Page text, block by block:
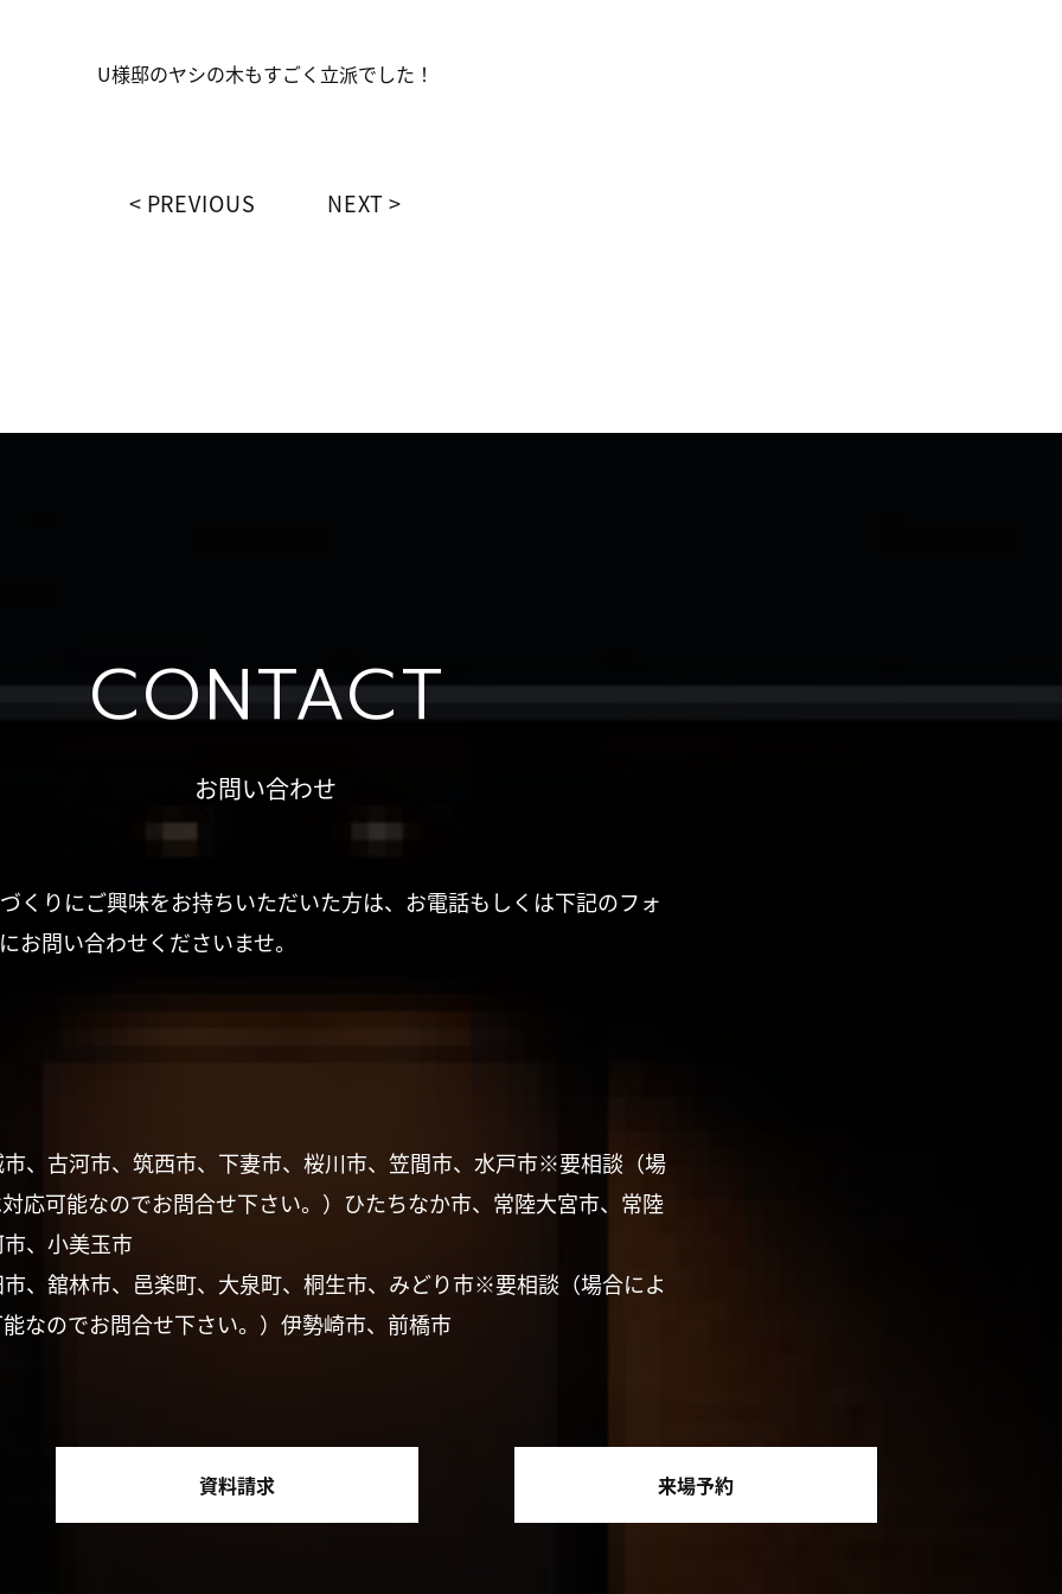
U様邸のヤシの木もすごく立派でした！
PREVIOUS NEXT
CONTACT
お問い合わせ
くりにご興味をお持ちいただいた方は、お電話もしくは下記のフォ
お問い合わせくださいませ。
、古河市、筑西市、下妻市、桜川市、笠間市、水戸市※要相談（場
応可能なのでお問合せ下さい。）ひたちなか市、常陸大宮市、常陸
、小美玉市
、舘林市、邑楽町、大泉町、桐生市、みどり市※要相談（場合によ
なのでお問合せ下さい。）伊勢崎市、前橋市
資料請求 来場予約